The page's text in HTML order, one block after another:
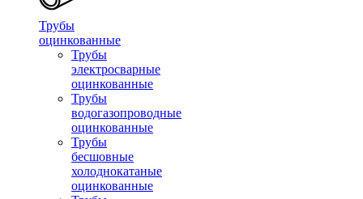
Трубы
оцинкованные
Трубы
электросварные
оцинкованные
Трубы
водогазопроводные
оцинкованные
Трубы
бесшовные
холоднокатаные
оцинкованные